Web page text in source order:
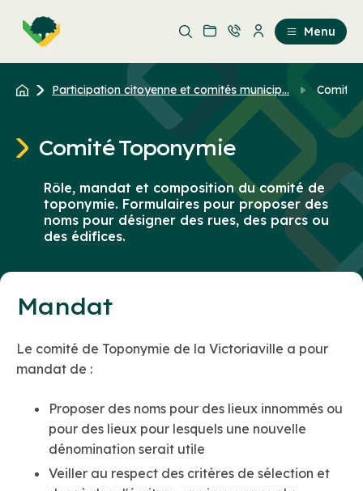
contenu
au
contenu
Menu
Participation citoyenne et comités municip... Comité
Comité Toponymie
Rôle, mandat et composition du comité de
toponymie. Formulaires pour proposer des
noms pour désigner des rues, des parcs ou
des édifices.
Mandat
Le comité de Toponymie de la Victoriaville a pour
mandat de :
Proposer des noms pour des lieux innommés ou
pour des lieux pour lesquels une nouvelle
dénomination serait utile
Veiller au respect des critères de sélection et